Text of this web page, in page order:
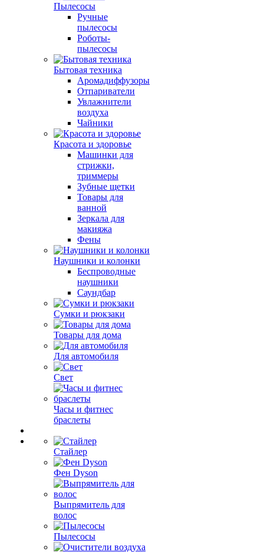
Пылесосы
Ручные
пылесосы
Роботы-
пылесосы
Бытовая техника
Аромадиффузоры
Отпариватели
Увлажнители
воздуха
Чайники
Красота и здоровье
Машинки для
стрижки,
триммеры
Зубные щетки
Товары для
ванной
Зеркала для
макияжа
Фены
Наушники и колонки
Беспроводные
наушники
Саундбар
Сумки и рюкзаки
Товары для дома
Для автомобиля
Свет
Часы и фитнес
браслеты
Стайлер
Фен Dyson
Выпрямитель для
волос
Пылесосы